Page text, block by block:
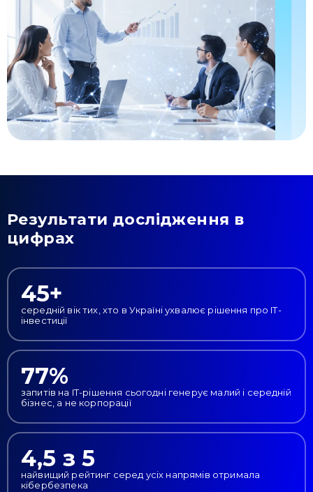
Результати дослідження в
цифрах
45+
середній вік тих, хто в Україні ухвалює рішення про IT-
інвестиції
77%
запитів на IT-рішення сьогодні генерує малий і середній
бізнес, а не корпорації
4,5 з 5
найвищий рейтинг серед усіх напрямів отримала
кібербезпека
Привіт 👋, чим тобі допомогти?
Ми зазвичай відповідаємо дуже швидко